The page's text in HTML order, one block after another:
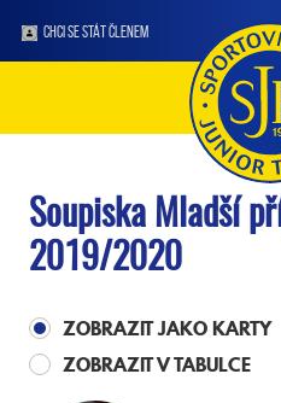
CHCI SE STÁT ČLENEM
Soupiska Mladší
2019/2020
ZOBRAZIT JAKO KARTY
ZOBRAZIT V TABULCE